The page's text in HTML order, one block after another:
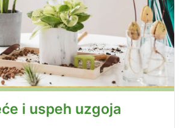
i uspeh uzgoja